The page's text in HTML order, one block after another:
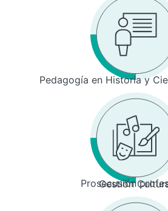
Pedagogía en Historia y
Prosecusión
Gestión